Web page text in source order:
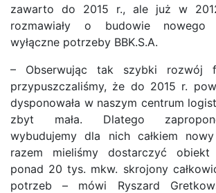
zawarto do 2015 r., ale już w
rozmawiały o budowie nowego
wyłączne potrzeby BBK.S.A.
– Obserwując tak szybki rozwój
przypuszczaliśmy, że do 2015 r.
dysponowała w naszym centrum
zbyt mała. Dlatego
wybudujemy dla nich całkiem
razem mieliśmy dostarczyć
ponad 20 tys. mkw. skrojony
potrzeb – mówi Ryszard